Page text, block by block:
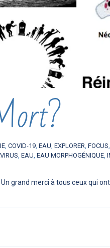
, COVID-19, EAU, EXPLORER, FOCUS
, EAU, EAU MORPHOGÉNIQUE,
grand merci à tous ceux qui